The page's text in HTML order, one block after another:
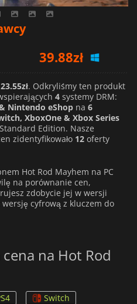
39.88zł
36.78
zł
89.00zł
23.55zł. Odkryliśmy ten produkt
4 systemy DRM:
Nintendo eShop na 6
XboxOne & Xbox Series
Edition. Nasze
zidentyfikowało 12 oferty
Hot Rod Mayhem na PC
na porównanie cen,
zdobycie jej w wersji
cyfrową z kluczem do
na Hot Rod
Switch